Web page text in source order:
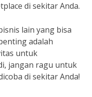
di sekitar Anda.
lain yang bisa
adalah
untuk
jangan ragu untuk
di sekitar Anda!